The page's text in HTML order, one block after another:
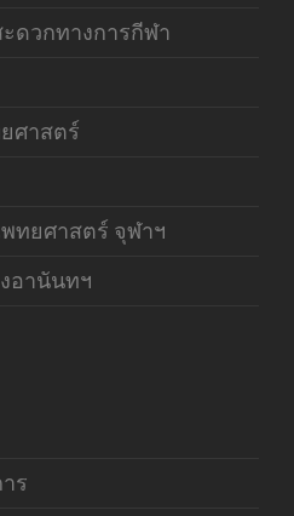
ดวกทางการกีฬา
ศาสตร์
ทยศาสตร์ จุฬาฯ
อานันทฯ
ร